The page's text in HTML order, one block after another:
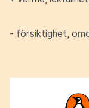
- försiktighet,